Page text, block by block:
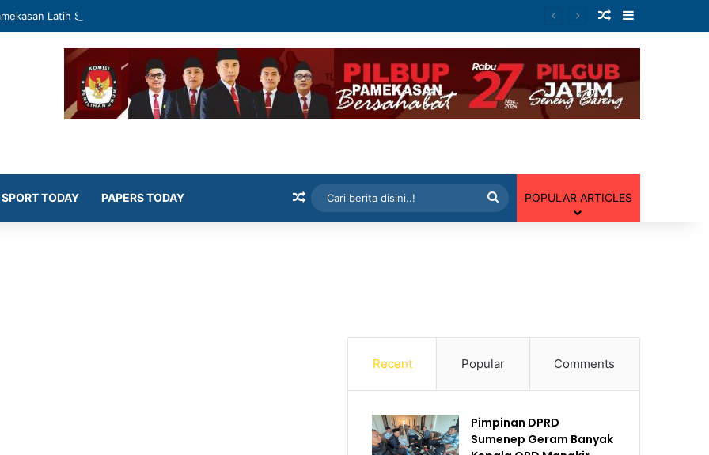
Latih Siswa Public Speaking dan Konten Publik Artikel Random
SPORT TODAY PAPERS TODAY Artikel Random
berita
POPULAR ARTICLES
Recent Popular Comments
Pimpinan DPRD
Sumenep Geram Banyak